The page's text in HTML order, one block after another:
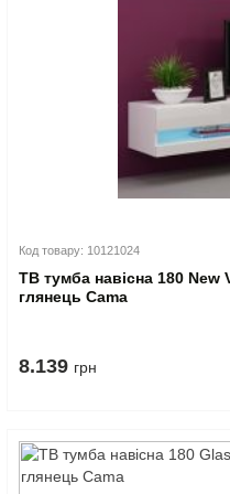
Код товару: 10121024
ТВ тумба навісна 180
глянець Cama
8.139 грн